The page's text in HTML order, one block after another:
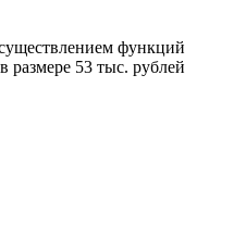
функций
размере 53 тыс. рублей